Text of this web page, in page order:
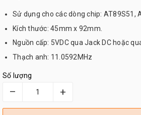
Sử dụng cho các dòng chip: AT89S51,
Kích thước: 45mm x 92mm.
Nguồn cấp: 5VDC qua Jack DC hoặc
Thạch anh: 11.0592MHz
Số lượng
– +